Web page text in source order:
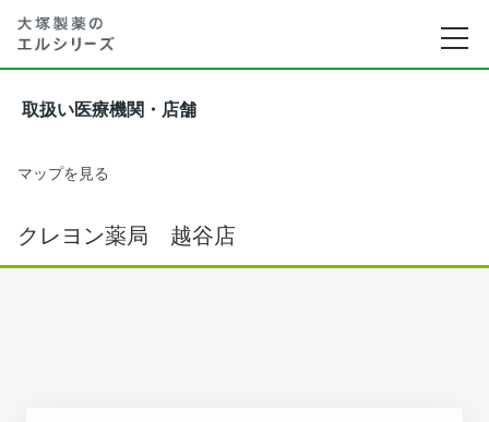
取扱い医療機関・店舗
マップを見る
クレヨン薬局 越谷店